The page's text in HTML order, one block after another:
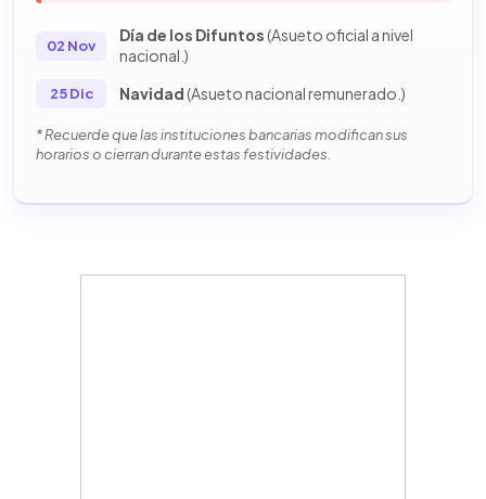
02 Nov
Día de los Difuntos(Asueto oficial a nivel
nacional.)
25 Dic Navidad(Asueto nacional remunerado.)
* Recuerde que las instituciones bancarias modifican sus
horarios o cierran durante estas festividades.